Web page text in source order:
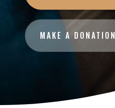
MAKE A DONATION